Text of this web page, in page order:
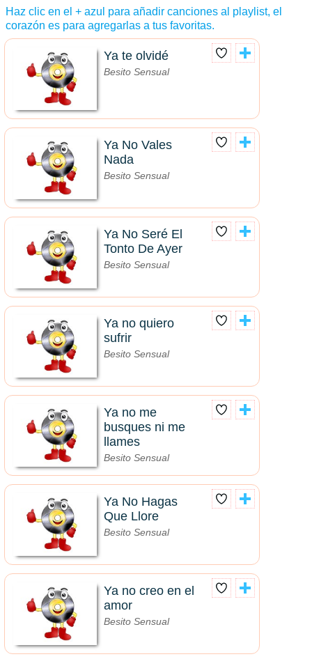
Haz clic en el + azul para añadir canciones al playlist, el
corazón es para agregarlas a tus favoritas.
Ya te olvidé
Besito Sensual
Ya No Vales
Nada
Besito Sensual
Ya No Seré El
Tonto De Ayer
Besito Sensual
Ya no quiero
sufrir
Besito Sensual
Ya no me
busques ni me
llames
Besito Sensual
Ya No Hagas
Que Llore
Besito Sensual
Ya no creo en el
amor
Besito Sensual